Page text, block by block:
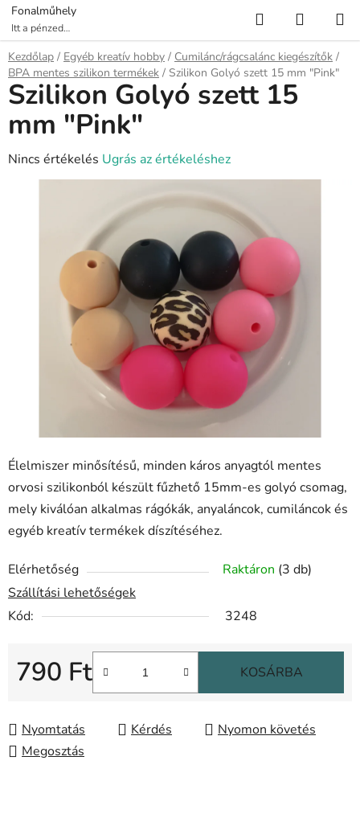
Ugrás
fő
tartalomhoz
Fonalműhely
Itt a pénzed
több fonalat ér!
KeresésKOSÁR
Kezdőlap / Egyéb kreatív hobby / Cumilánc/rágcsalánc kiegészítők /
BPA mentes szilikon termékek / Szilikon Golyó szett 15 mm "Pink"
Élelmiszer minősítésű, minden káros anyagtól mentes
orvosi szilikonból készült fűzhető 15mm-es golyó csomag,
mely kiválóan alkalmas rágókák, anyaláncok, cumiláncok és
egyéb kreatív termékek díszítéséhez.
Elérhetőség Raktáron (3 db)
Szállítási lehetőségek
Kód:
3248
790 Ft KOSÁRBA
Nyomtatás Kérdés
Nyomon követés
Megosztás
Szilikon Golyó szett 15
mm "Pink"
A
termék
Nincs értékelés Ugrás az értékeléshez